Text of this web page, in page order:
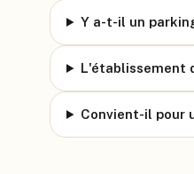
Y a-t-il un
L'établissement
Convient-il pour